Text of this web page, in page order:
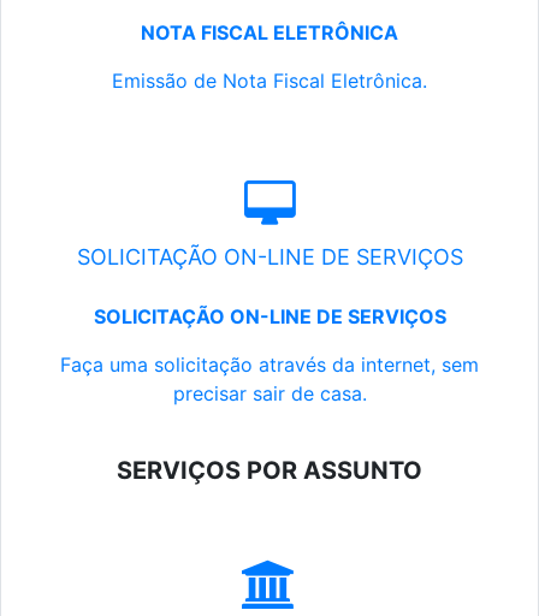
NOTA FISCAL ELETRÔNICA
Emissão de Nota Fiscal Eletrônica.
SOLICITAÇÃO ON-LINE DE SERVIÇOS
SOLICITAÇÃO ON-LINE DE SERVIÇOS
Faça uma solicitação através da internet, sem
precisar sair de casa.
SERVIÇOS POR ASSUNTO